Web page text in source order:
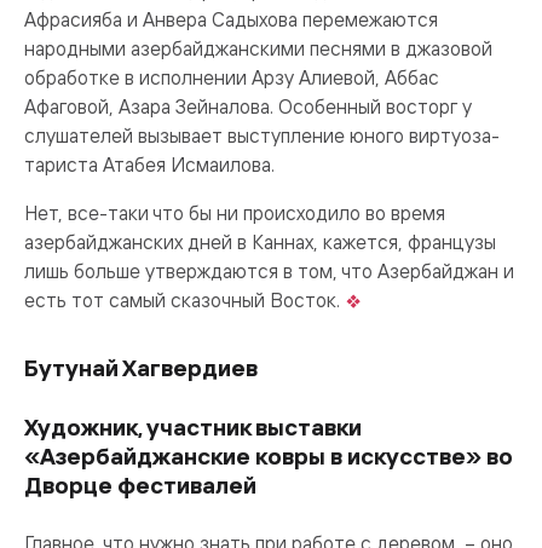
Афрасияба и Анвера Садыхова перемежаются
народными азербайджанскими песнями в джазовой
обработке в исполнении Арзу Алиевой, Аббас
Афаговой, Азара Зейналова. Особенный восторг у
слушателей вызывает выступление юного виртуоза-
тариста Атабея Исмаилова.
Нет, все-таки что бы ни происходило во время
азербайджанских дней в Каннах, кажется, французы
лишь больше утверждаются в том, что Азербайджан и
есть тот самый сказочный Восток.
Бутунай Хагвердиев
Художник, участник выставки
«Азербайджанские ковры в искусстве» во
Дворце фестивалей